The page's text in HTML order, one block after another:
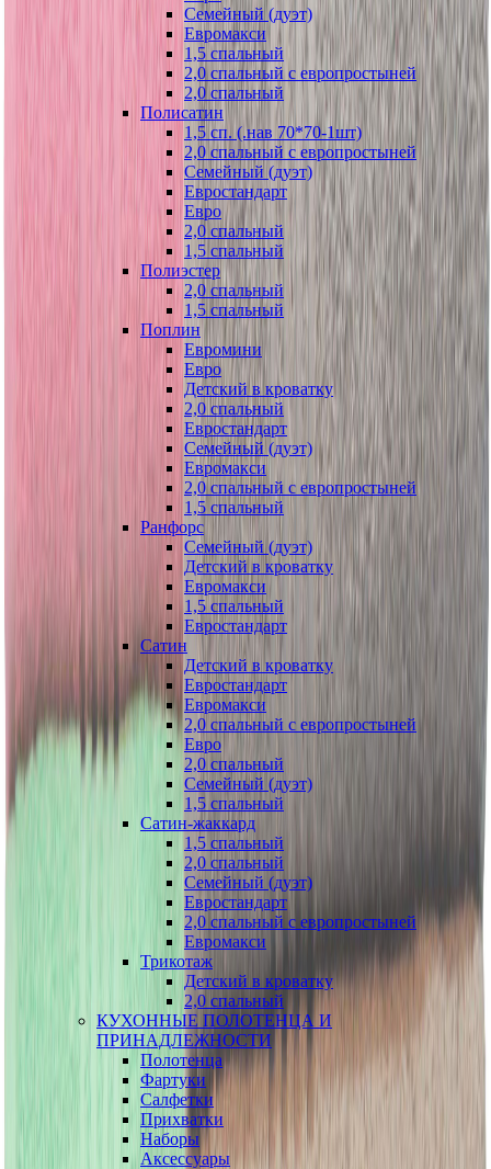
Семейный (дуэт)
Евромакси
1,5 спальный
2,0 спальный с европростыней
2,0 спальный
Полисатин
1,5 сп. (.нав 70*70-1шт)
2,0 спальный с европростыней
Семейный (дуэт)
Евростандарт
Евро
2,0 спальный
1,5 спальный
Полиэстер
2,0 спальный
1,5 спальный
Поплин
Евромини
Евро
Детский в кроватку
2,0 спальный
Евростандарт
Семейный (дуэт)
Евромакси
2,0 спальный с европростыней
1,5 спальный
Ранфорс
Семейный (дуэт)
Детский в кроватку
Евромакси
1,5 спальный
Евростандарт
Сатин
Детский в кроватку
Евростандарт
Евромакси
2,0 спальный с европростыней
Евро
2,0 спальный
Семейный (дуэт)
1,5 спальный
Сатин-жаккард
1,5 спальный
2,0 спальный
Семейный (дуэт)
Евростандарт
2,0 спальный с европростыней
Евромакси
Трикотаж
Детский в кроватку
2,0 спальный
КУХОННЫЕ ПОЛОТЕНЦА И
ПРИНАДЛЕЖНОСТИ
Полотенца
Фартуки
Салфетки
Прихватки
Наборы
Аксессуары